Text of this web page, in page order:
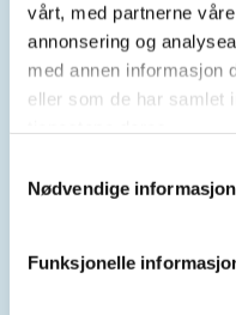
vårt, med partnerne
annonsering og
med annen informasjon
eller som de har samlet
Nødvendige
Funksjonelle
Bålfyring
Mat
Overnatting
Dette bør medbringes